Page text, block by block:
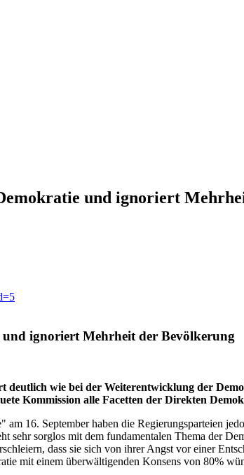
und ignoriert
ignoriert Mehrheit der Bevölkerung
deutlich wie bei der Weiterentwicklung der
Kommission alle Facetten der Direkten
16. September haben die Regierungsparteien
sehr sorglos mit dem fundamentalen Thema der
dass sie sich von ihrer Angst vor einer
mit einem überwältigenden Konsens von 80%